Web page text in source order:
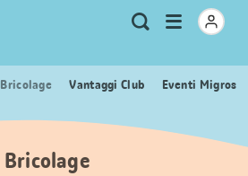
Metanavigazione
Ricerca
Apri
menu
Bricolage Vantaggi Club Eventi Migros
Bricolage